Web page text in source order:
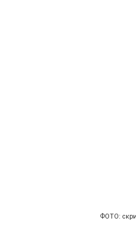
ФОТО: